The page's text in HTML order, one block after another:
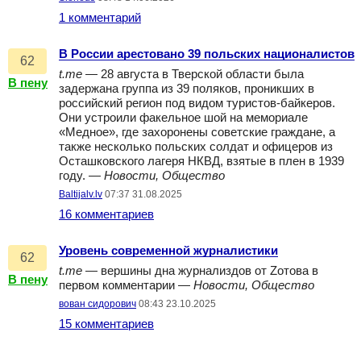
1 комментарий
62
В пену
В России арестовано 39 польских националистов
t.me — 28 августа в Тверской области была
задержана группа из 39 поляков, проникших в
российский регион под видом туристов-байкеров.
Они устроили факельное шой на мемориале
«Медное», где захоронены советские граждане, а
также несколько польских солдат и офицеров из
Осташковского лагеря НКВД, взятые в плен в 1939
году. — Новости, Общество
Baltijalv.lv 07:37 31.08.2025
16 комментариев
62
В пену
Уровень современной журналистики
t.me — вершины дна журнализдов от Zотова в
первом комментарии — Новости, Общество
вован сидорович 08:43 23.10.2025
15 комментариев